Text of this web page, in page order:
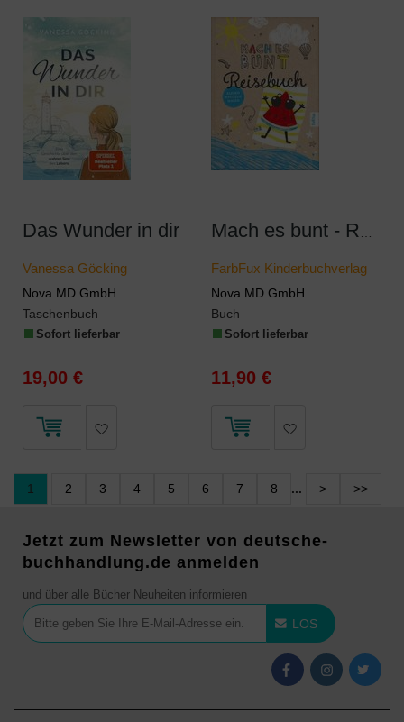
Das Wunder in dir
Vanessa Göcking
Nova MD GmbH
Taschenbuch
Sofort lieferbar
19,00 €
FarbFux Kinderbuchverlag
Nova MD GmbH
Buch
Sofort lieferbar
11,90 €
1 2 3 4 5 6 7 8 ... > >>
Jetzt zum Newsletter von deutsche-
buchhandlung.de anmelden
und über alle Bücher Neuheiten informieren
LOS